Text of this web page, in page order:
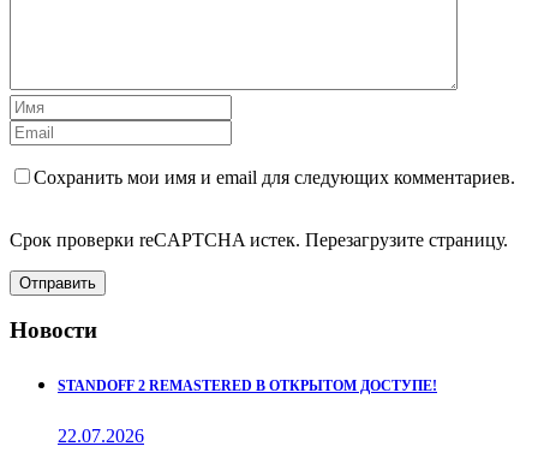
Сохранить мои имя и email для следующих комментариев.
Срок проверки reCAPTCHA истек. Перезагрузите страницу.
Отправить
Новости
STANDOFF 2 REMASTERED В ОТКРЫТОМ ДОСТУПЕ!
22.07.2026